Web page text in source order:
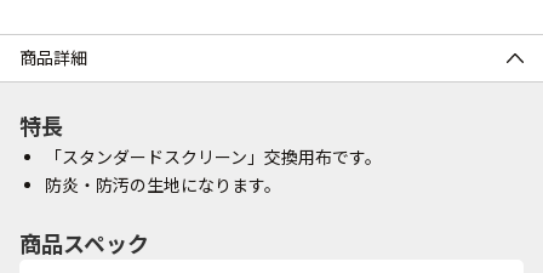
商品詳細
特長
「スタンダードスクリーン」交換用布です。
防炎・防汚の生地になります。
商品スペック